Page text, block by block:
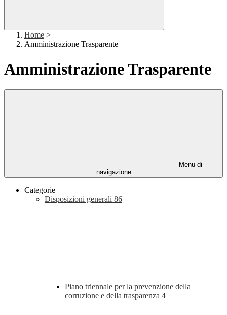
Home >
Amministrazione Trasparente
Amministrazione Trasparente
Menu di
navigazione
Categorie
Disposizioni generali 86
Piano triennale per la prevenzione della
corruzione e della trasparenza 4